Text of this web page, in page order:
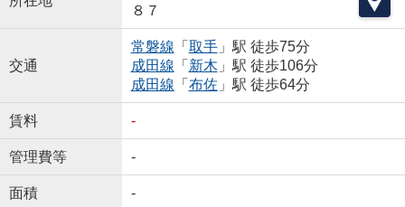
８７
交通
常磐線 「 取手」駅 徒歩75分
成田線 「 新木 」駅 徒歩106分
成田線 「 布佐」駅 徒歩64分
賃料 -
管理費等 -
面積 -